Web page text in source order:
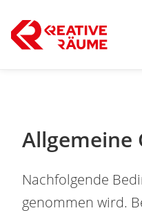
Inhalt
Allgemeine
Nachfolgende
genommen wird.